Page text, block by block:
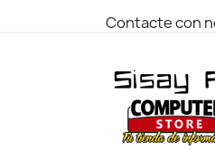
Contacte con